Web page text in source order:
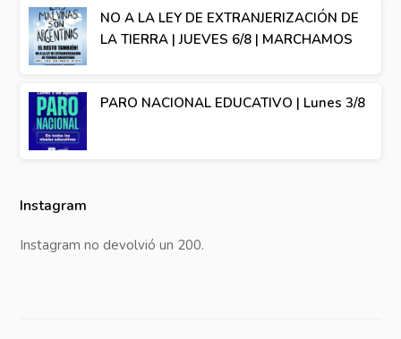
NO A LA LEY DE EXTRANJERIZACIÓN DE
LA TIERRA | JUEVES 6/8 | MARCHAMOS
PARO NACIONAL EDUCATIVO | Lunes 3/8
Instagram
Instagram no devolvió un 200.